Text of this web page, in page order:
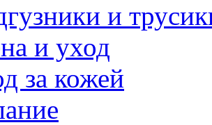
и
и уход
за кожей